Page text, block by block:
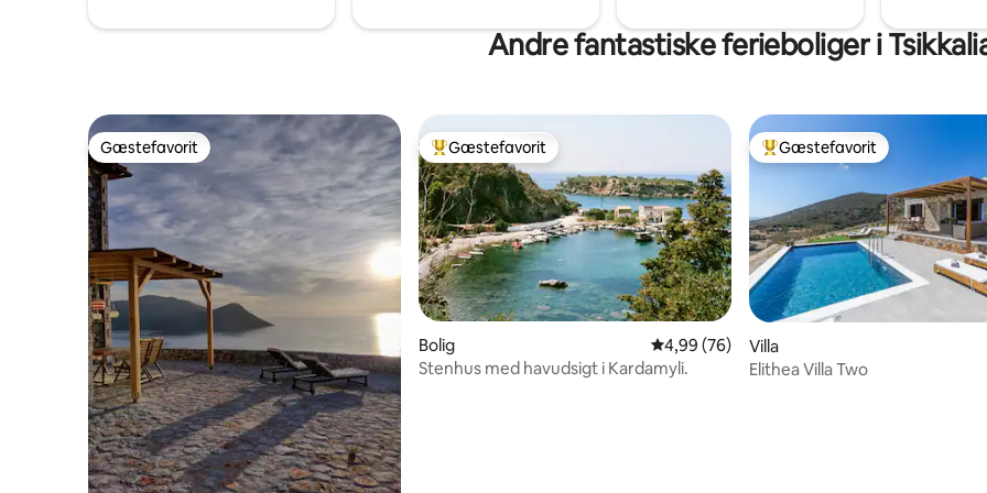
Andre fantastiske ferieboliger i
Gæstefavorit
Gæstefavorit Bedste gæstefavorit
Gæstefavorit
Bolig 4,99 ud af 5 i gennemsnitlig bedømmelse,
4,99 (76)
Stenhus med havudsigt i Kardamyli.
Bedste gæstefavorit
Gæstefavorit
Villa
Elithea Villa Two